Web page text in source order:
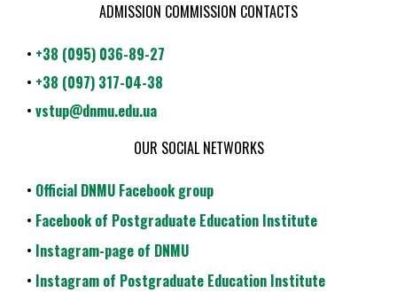
ADMISSION COMMISSION CONTACTS
• +38 (095) 036-89-27
• +38 (097) 317-04-38
• vstup@dnmu.edu.ua
OUR SOCIAL NETWORKS
• Official DNMU Facebook group
• Facebook of Postgraduate Education Institute
• Instagram-page of DNMU
• Instagram of Postgraduate Education Institute